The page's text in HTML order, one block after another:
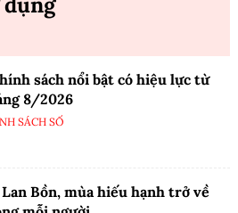
sách nổi bật có hiệu lực từ
8/2026
SÁCH SỐ
Bồn, mùa hiếu hạnh trở về